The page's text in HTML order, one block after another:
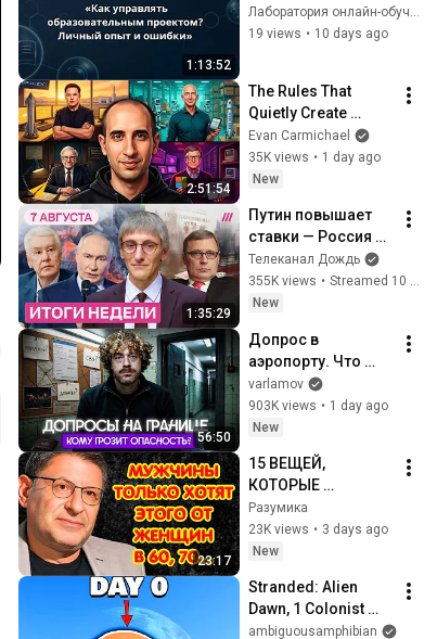
1:13:52
проектом? Личный
опыт и ошибки. 21-
19 views • 10 days ago
2:51:54
The Rules That
Quietly Create
Millionaires
Evan Carmichael
35K views • 1 day ago
New
1:35:29
Путин повышает
ставки — Россия
горит. ФСБ берет
власть. Агония
WIldberries. Снимут
Телеканал Дождь
355K views •
Streamed 10 hours ago
New
56:50
Допрос в
аэропорту. Что
спрашивает ФСБ? |
Уголовные дела за
донаты,
и Навальному
varlamov
903K views • 1 day ago
New
23:17
15 ВЕЩЕЙ,
КОТОРЫЕ
МУЖЧИНЫ ХОТЯТ
ОТ ЖЕНЩИНЫ
ПОСЛЕ 60–70 ЛЕТ
Лабковский
Разумика
23K views • 3 days ago
New
Stranded: Alien
Dawn, 1 Colonist
Start...
ambiguousamphibian